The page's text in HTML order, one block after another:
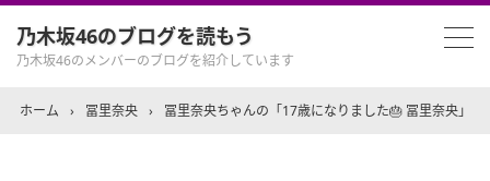
乃木坂46のブログを読もう
乃木坂46のメンバーのブログを紹介しています
ホーム › 冨里奈央 › 冨里奈央ちゃんの「17歳になりました🎂 冨里奈央」